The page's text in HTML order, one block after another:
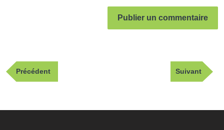
Navigation
dePublication
précédente
Précédent
Article
suivant
Suivant